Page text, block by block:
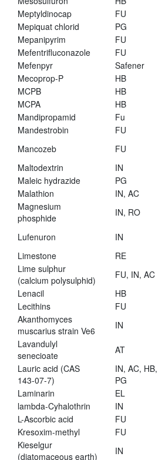
Meptyldinocap
FU
Mepiquat chlorid
PG
Mepanipyrim
FU
Mefentrifluconazole
FU
Mefenpyr
Safener
Mecoprop-P
HB
MCPB
HB
MCPA
HB
Mandipropamid
Fu
Mandestrobin
FU
Mancozeb
FU
Maltodextrin
IN
Maleic hydrazide
PG
Malathion
IN, AC
Magnesium
phosphide
IN, RO
Lufenuron IN
Limestone
RE
Lime sulphur
(calcium polysulphid)
FU, IN, AC
Lenacil
HB
Lecithins
FU
Akanthomyces
muscarius strain Ve6
IN
Lavandulyl
senecioate
AT
Lauric acid (CAS
143-07-7)
IN, AC, HB,
PG
Laminarin
EL
lambda-Cyhalothrin
IN
L-Ascorbic acid
FU
Kresoxim-methyl
FU
Kieselgur
(diatomaceous earth)
IN